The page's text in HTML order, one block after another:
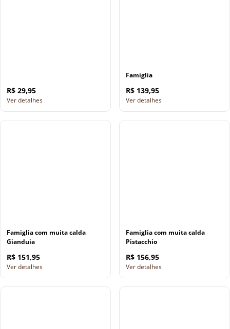
R$ 29,95
Ver detalhes
Famiglia
R$ 139,95
Ver detalhes
Famiglia com muita calda
Gianduia
R$ 151,95
Ver detalhes
Famiglia com muita calda
Pistacchio
R$ 156,95
Ver detalhes